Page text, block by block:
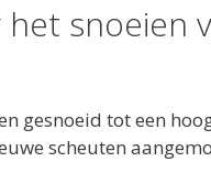
snoeien
gesnoeid tot een
scheuten